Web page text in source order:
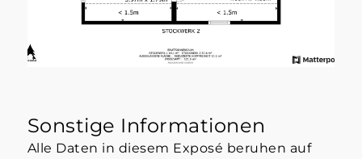
Sonstige Informationen
Alle Daten in diesem Exposé beruhen auf